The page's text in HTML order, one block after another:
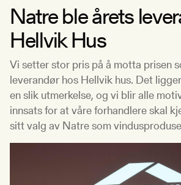
Natre ble årets
Hellvik Hus
Vi setter stor pris på å motta prisen
leverandør hos Hellvik hus. Det
en slik utmerkelse, og vi blir alle
innsats for at våre forhandlere skal
sitt valg av Natre som